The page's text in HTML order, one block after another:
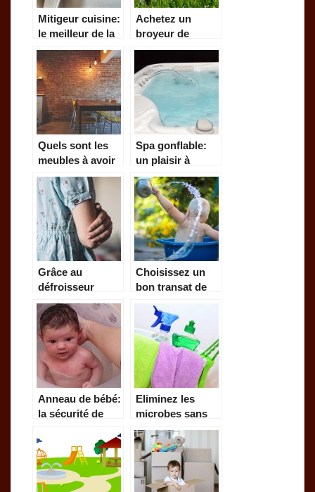
Mitigeur cuisine:
le meilleur de la
robinetterie
Achetez un
broyeur de
végétaux
Quels sont les
meubles à avoir
pour gagner de
l’espace ?
Spa gonflable:
un plaisir à
emporter partout
Grâce au
défroisseur
vapeur, soyez
présentable en
quelques
secondes
seulement!
Choisissez un
bon transat de
bain pour votre
bébé ici!
Anneau de bébé:
la sécurité de
dépend!
Eliminez les
microbes sans
efforts grâce à la
vapeur!